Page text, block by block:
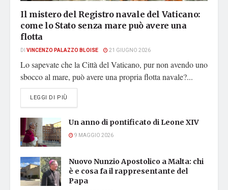
Il mistero del Registro navale del Vaticano:
come lo Stato senza mare può avere una
flotta
DI VINCENZO PALAZZO BLOISE 21 GIUGNO 2026
Lo sapevate che la Città del Vaticano, pur non avendo uno
sbocco al mare, può avere una propria flotta navale?...
LEGGI DI PIÙ
Un anno di pontificato di Leone XIV
9 MAGGIO 2026
Nuovo Nunzio Apostolico a Malta: chi
è e cosa fa il rappresentante del
Papa